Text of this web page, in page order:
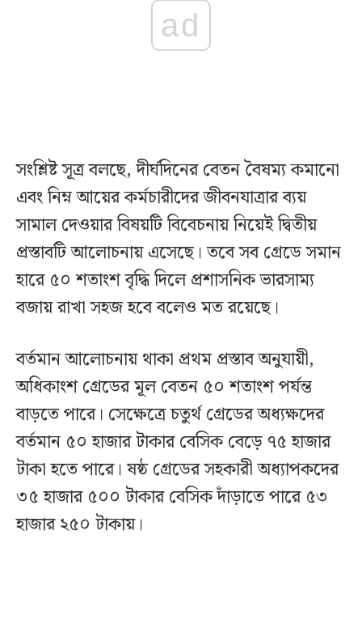
ad
সংশ্লিষ্ট সূত্র বলছে, দীর্ঘদিনের বেতন বৈষম্য কমানো
এবং নিম্ন আয়ের কর্মচারীদের জীবনযাত্রার ব্যয়
সামাল দেওয়ার বিষয়টি বিবেচনায় নিয়েই দ্বিতীয়
প্রস্তাবটি আলোচনায় এসেছে। তবে সব গ্রেডে সমান
হারে ৫০ শতাংশ বৃদ্ধি দিলে প্রশাসনিক ভারসাম্য
বজায় রাখা সহজ হবে বলেও মত রয়েছে।
বর্তমান আলোচনায় থাকা প্রথম প্রস্তাব অনুযায়ী,
অধিকাংশ গ্রেডের মূল বেতন ৫০ শতাংশ পর্যন্ত
বাড়তে পারে। সেক্ষেত্রে চতুর্থ গ্রেডের অধ্যক্ষদের
বর্তমান ৫০ হাজার টাকার বেসিক বেড়ে ৭৫ হাজার
টাকা হতে পারে। ষষ্ঠ গ্রেডের সহকারী অধ্যাপকদের
৩৫ হাজার ৫০০ টাকার বেসিক দাঁড়াতে পারে ৫৩
হাজার ২৫০ টাকায়।